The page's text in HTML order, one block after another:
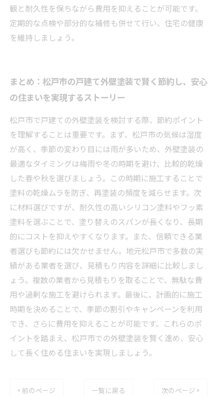
観と耐久性を保ちながら費用を抑えることが可能です。
定期的な点検や部分的な補修も併せて行い、住宅の健康
を維持しましょう。
まとめ：松戸市の戸建て外壁塗装で賢く節約し、安心
の住まいを実現するストーリー
松戸市で戸建ての外壁塗装を検討する際、節約ポイント
を理解することは重要です。まず、松戸市の気候は湿度
が高く、季節の変わり目には雨が多いため、外壁塗装の
最適なタイミングは梅雨や冬の時期を避け、比較的乾燥
した春や秋を選びましょう。この時期に施工することで
塗料の乾燥ムラを防ぎ、再塗装の頻度を減らせます。次
に材料選びですが、耐久性の高いシリコン塗料やフッ素
塗料を選ぶことで、塗り替えのスパンが長くなり、長期
的にコストを抑えやすくなります。また、信頼できる業
者選びも節約には欠かせません。地元松戸市で多数の実
績がある業者を選び、見積もり内容を詳細に比較しまし
ょう。複数の業者から見積もりを取ることで、無駄な費
用や過剰な施工を避けられます。最後に、計画的に施工
時期を決めることで、季節の割引やキャンペーンを利用
でき、さらに費用を抑えることが可能です。これらのポ
イントを踏まえ、松戸市での外壁塗装を賢く進め、安心
して長く住める住まいを実現しましょう。
< 前のページ 一覧に戻る 次のページ >